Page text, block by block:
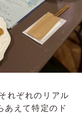
れぞれのリアル
あえて特定のド